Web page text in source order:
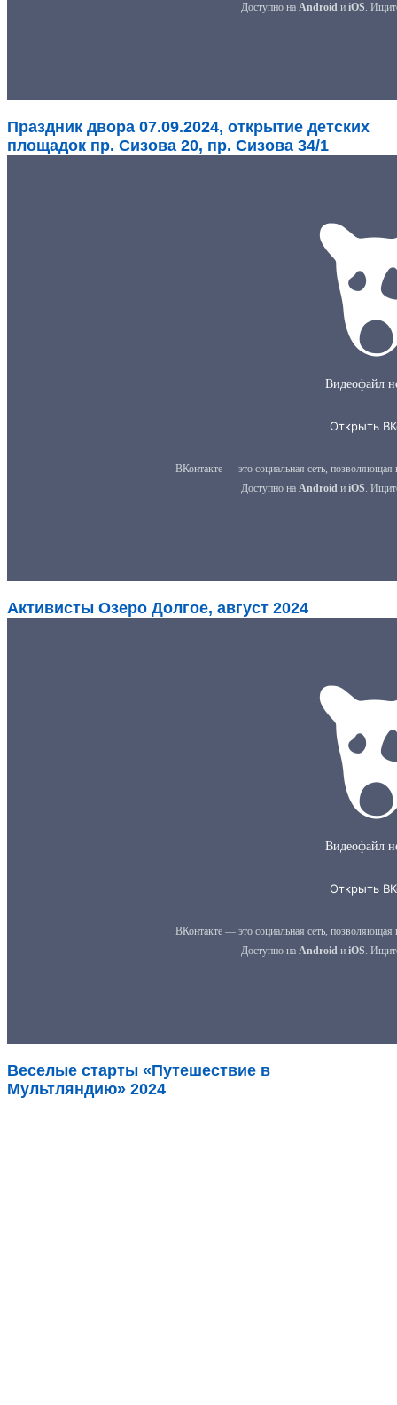
Праздник двора 07.09.2024, открытие детских
площадок пр. Сизова 20, пр. Сизова 34/1
Активисты Озеро Долгое, август 2024
Веселые старты «Путешествие в
Мультляндию» 2024